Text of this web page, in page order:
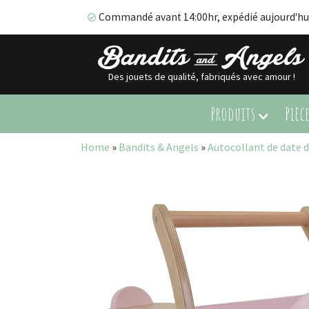
Commandé avant 14:00hr, expédié
Des jouets de qualité, fabriqués avec amour !
Produits
Commandé avant 14:00hr, expédié aujourd'hui!
Home » Bandits & Angels »Autocollant de date